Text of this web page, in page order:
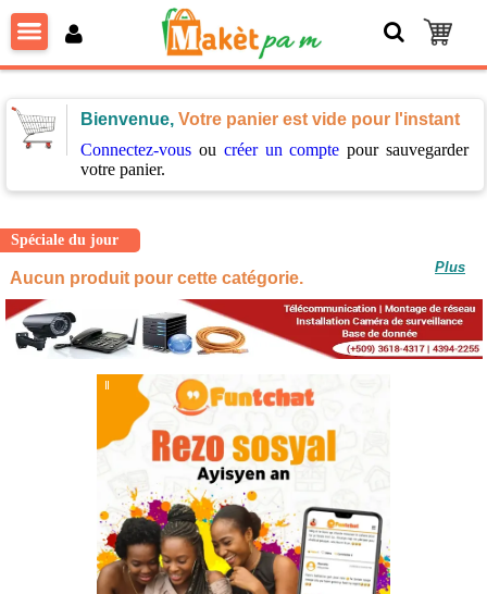
Bienvenue, Votre panier est vide pour l'instant
Connectez-vousou créer un compte pour sauvegarder
votre panier.
Spéciale du jour
Aucun produit pour cette catégorie.
Plus